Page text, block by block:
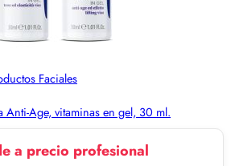
Faciales
Anti-Age, vitaminas en gel, 30 ml.
a precio profesional